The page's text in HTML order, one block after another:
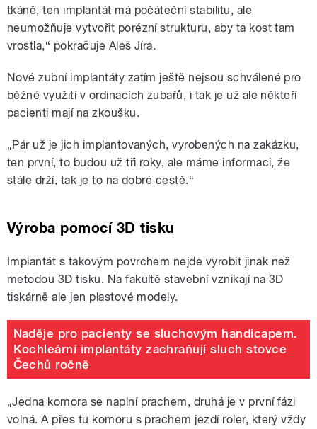
tkáně, ten implantát má počáteční stabilitu, ale
neumožňuje vytvořit porézní strukturu, aby ta kost tam
vrostla,“ pokračuje Aleš Jíra.
Nové zubní implantáty zatím ještě nejsou schválené pro
běžné využití v ordinacích zubařů, i tak je už ale někteří
pacienti mají na zkoušku.
„Pár už je jich implantovaných, vyrobených na zakázku,
ten první, to budou už tři roky, ale máme informaci, že
stále drží, tak je to na dobré cestě.“
Výroba pomocí 3D tisku
Implantát s takovým povrchem nejde vyrobit jinak než
metodou 3D tisku. Na fakultě stavební vznikají na 3D
tiskárně ale jen plastové modely.
Naděje pro pacienty se sluchovým handicapem.
Kochleární implantáty zachraňují sluch stovce
Čechů ročně
„Jedna komora se naplní prachem, druhá je v první fázi
volná. A přes tu komoru s prachem jezdí roler, který vždy